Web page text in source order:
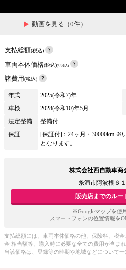
動画を見る（0件）
支払総額(税込)
車両本体価格(税込)(リ済込)
諸費用(税込)
年式 2025(令和7)年
車検
2028(令和10)年5月
法定整備
整備付
保証
[保証付]：24ヶ月・30000km ※
となります。
株式会社西自動車
糸満市阿波根６
販売店までのルー
※Googleマップを使
スマートフォンの位置情報を
支払総額には、車両本体価格の他、保険料、税
金 相当額等、購入時に必要な全ての費用が含まれ
当該価格は、登録等の時期や地域などについて一